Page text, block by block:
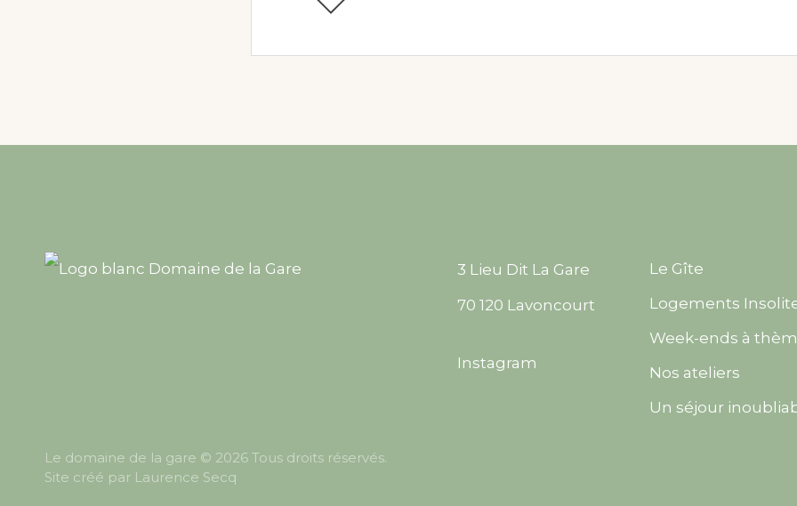
3 Lieu Dit La Gare
70 120 Lavoncourt
Instagram
Le Gîte
Logements
Week-ends à
Nos ateliers
Un séjour
Le domaine de la gare © 2026 Tous droits réservés.
Site créé par Laurence Secq